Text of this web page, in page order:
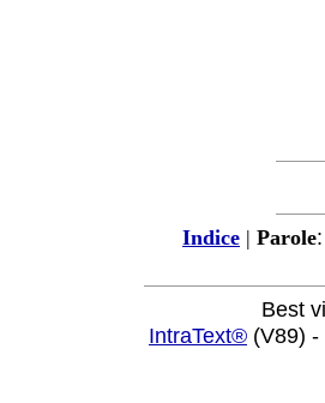
Indice | Parole:
Best
IntraText® (V89)